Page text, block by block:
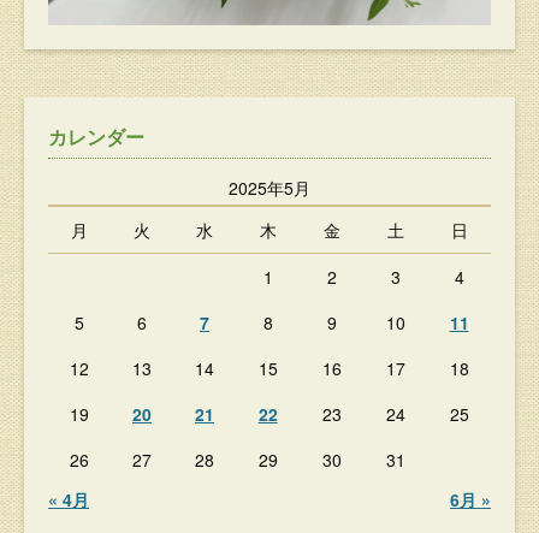
カレンダー
2025年5月
月
火 水 木 金 土
日
1
2 3
4
5
6 7 8 9 10
11
12
13 14 15 16 17
18
19
20 21 22 23 24
25
26
27 28 29 30
31
« 4月
6月 »